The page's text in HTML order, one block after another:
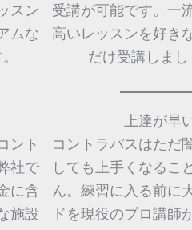
スン
ムな
受講が可能です。一
高いレッスンを好き
だけ受講しまし
ント
社で
に含
施設
上達が早
コントラバスはただ
しても上手くなるこ
ん。練習に入る前に
ドを現役のプロ講師